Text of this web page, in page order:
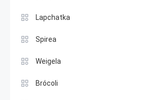
Lapchatka
Spirea
Weigela
Brócoli